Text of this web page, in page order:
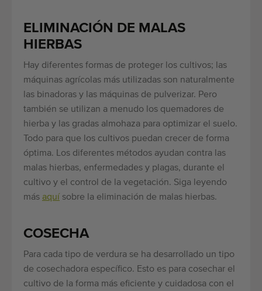
ELIMINACIÓN DE MALAS
HIERBAS
Hay diferentes formas de proteger los cultivos; las
máquinas agrícolas más utilizadas son naturalmente
las binadoras y las máquinas de pulverizar. Pero
también se utilizan a menudo los quemadores de
hierba y las gradas almohaza para optimizar el suelo.
Todo para que los cultivos puedan crecer de forma
óptima. Los diferentes métodos ayudan contra las
malas hierbas, enfermedades y plagas, durante el
cultivo y el control de la vegetación. Siga leyendo
más aquí sobre la eliminación de malas hierbas.
COSECHA
Para cada tipo de verdura se ha desarrollado un tipo
de cosechadora específico. Esto es para cosechar el
cultivo de la forma más eficiente y cuidadosa con el